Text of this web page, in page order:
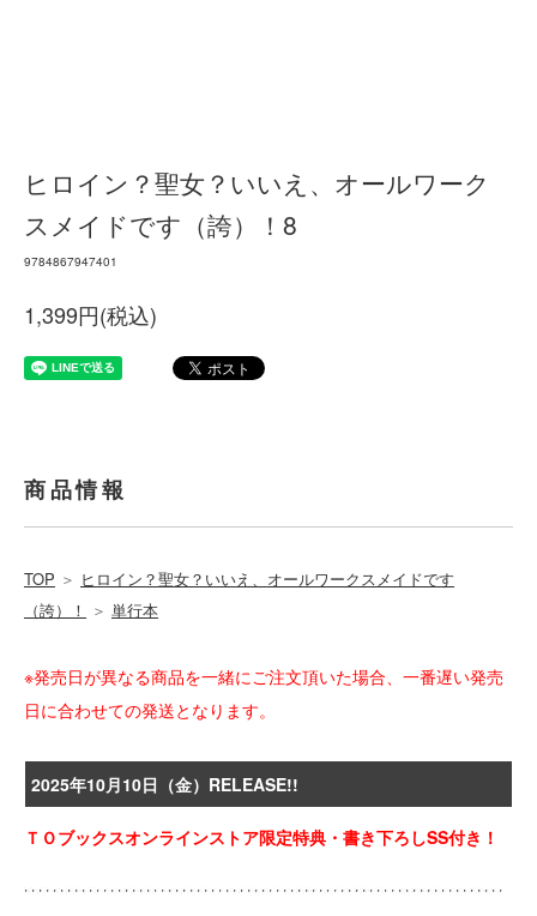
ヒロイン？聖女？いいえ、オールワーク
スメイドです（誇）！8
9784867947401
1,399円(税込)
商品情報
TOP ＞ ヒロイン？聖女？いいえ、オールワークスメイドです
（誇）！
＞ 単行本
※発売日が異なる商品を一緒にご注文頂いた場合、一番遅い発売
日に合わせての発送となります。
2025年10月10日（金）RELEASE!!
ＴＯブックスオンラインストア限定特典・書き下ろしSS付き！